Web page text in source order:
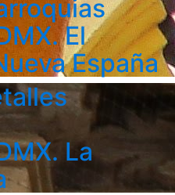
El
España
La